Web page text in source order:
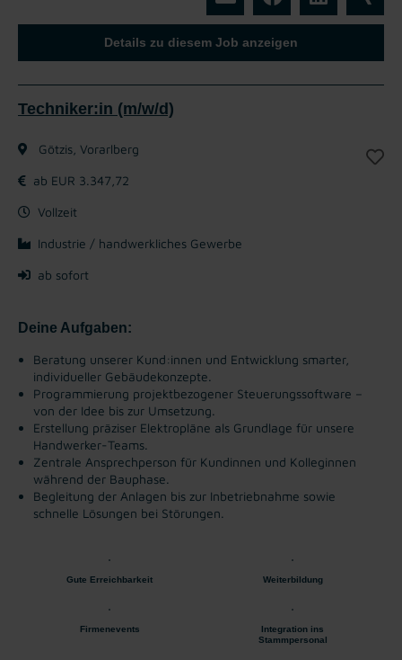
Details zu diesem Job anzeigen
Techniker:in (m/w/d)
Götzis, Vorarlberg
ab EUR 3.347,72
Vollzeit
Industrie / handwerkliches Gewerbe
ab sofort
Deine Aufgaben:
Beratung unserer Kund:innen und Entwicklung smarter,
individueller Gebäudekonzepte.
Programmierung projektbezogener Steuerungssoftware –
von der Idee bis zur Umsetzung.
Erstellung präziser Elektropläne als Grundlage für unsere
Handwerker-Teams.
Zentrale Ansprechperson für Kundinnen und Kolleginnen
während der Bauphase.
Begleitung der Anlagen bis zur Inbetriebnahme sowie
schnelle Lösungen bei Störungen.
Gute Erreichbarkeit Weiterbildung
Firmenevents
Integration ins
Stammpersonal